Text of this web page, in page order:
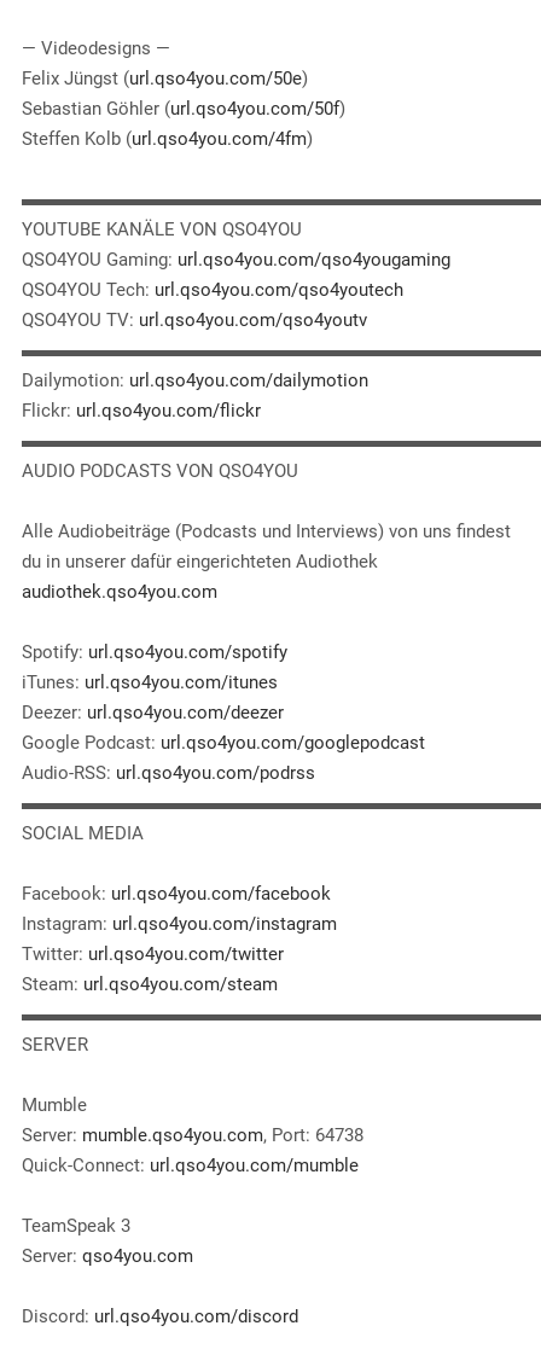
— Videodesigns —
Felix Jüngst (url.qso4you.com/50e)
Sebastian Göhler (url.qso4you.com/50f)
Steffen Kolb (url.qso4you.com/4fm)
YOUTUBE KANÄLE VON QSO4YOU
QSO4YOU Gaming: url.qso4you.com/qso4yougaming
QSO4YOU Tech: url.qso4you.com/qso4youtech
QSO4YOU TV: url.qso4you.com/qso4youtv
Dailymotion: url.qso4you.com/dailymotion
Flickr: url.qso4you.com/flickr
AUDIO PODCASTS VON QSO4YOU
Alle Audiobeiträge (Podcasts und Interviews) von uns findest
du in unserer dafür eingerichteten Audiothek
audiothek.qso4you.com
Spotify: url.qso4you.com/spotify
iTunes: url.qso4you.com/itunes
Deezer: url.qso4you.com/deezer
Google Podcast: url.qso4you.com/googlepodcast
Audio-RSS: url.qso4you.com/podrss
SOCIAL MEDIA
Facebook: url.qso4you.com/facebook
Instagram: url.qso4you.com/instagram
Twitter: url.qso4you.com/twitter
Steam: url.qso4you.com/steam
SERVER
Mumble
Server: mumble.qso4you.com, Port: 64738
Quick-Connect: url.qso4you.com/mumble
TeamSpeak 3
Server: qso4you.com
Discord: url.qso4you.com/discord